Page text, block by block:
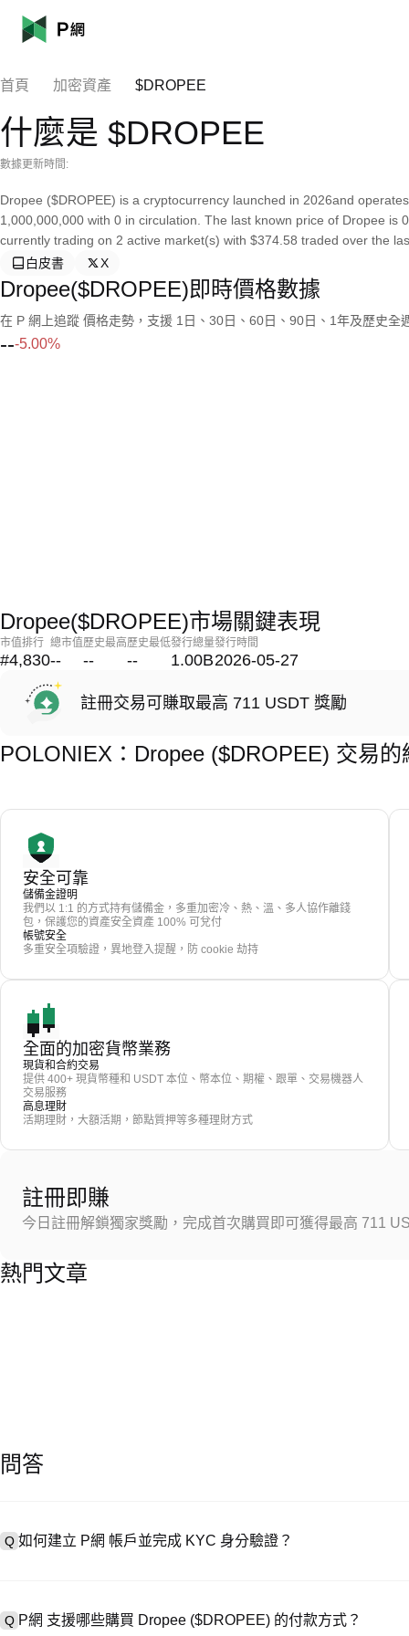
首頁 加密資產 $DROPEE
什麼是 $DROPEE
數據更新時間:
Dropee ($DROPEE) is a cryptocurrency launched in 2026and
1,000,000,000 with 0 in circulation. The last known price of Dropee
currently trading on 2 active market(s) with $374.58 traded over the
白皮書
X
Dropee($DROPEE)即時價格數據
在 P 網上追蹤 價格走勢，支援 1日、30日、60日、90日、1年及歷史全
---5.00%
Dropee($DROPEE)市場關鍵表現
市值排行
#4,830
總市值
--
歷史最高
--
歷史最低
--
發行總量
1.00B
發行時間
2026-05-27
註冊交易可賺取最高 711 USDT 獎勵
POLONIEX：Dropee ($DROPEE) 交易
安全可靠
儲備金證明
我們以 1:1 的方式持有儲備金，多重加密冷、熱、溫、多人協作離錢
包，保護您的資產安全資產 100% 可兌付
帳號安全
多重安全項驗證，異地登入提醒，防 cookie 劫持
全面的加密貨幣業務
現貨和合約交易
提供 400+ 現貨幣種和 USDT 本位、幣本位、期權、跟單、交易機器人
交易服務
高息理財
活期理財，大額活期，節點質押等多種理財方式
註冊即賺
今日註冊解鎖獨家獎勵，完成首次購買即可獲得最高 711
熱門文章
問答
Q 如何建立 P網 帳戶並完成 KYC 身分驗證？
Q P網 支援哪些購買 Dropee ($DROPEE) 的付款方式？